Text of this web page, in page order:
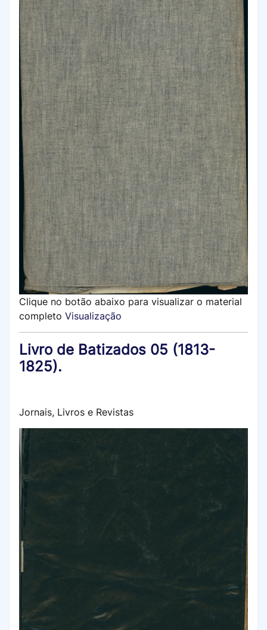
Clique no botão abaixo para visualizar o material
completo Visualização
Livro de Batizados 05 (1813-
1825).
Jornais, Livros e Revistas